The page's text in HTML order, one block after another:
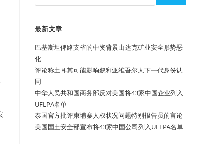
最新文章
巴基斯坦俾路支省的中资背景山达克矿业安全形势恶
化
评论称土耳其可能影响叙利亚维吾尔人下一代身份认
同
中华人民共和国商务部反对美国将43家中国企业列入
UFLPA名单
泰国官方批评柬埔寨人权状况问题特别报告员的言论
美国国土安全部宣布将43家中国公司列入UFLPA名单